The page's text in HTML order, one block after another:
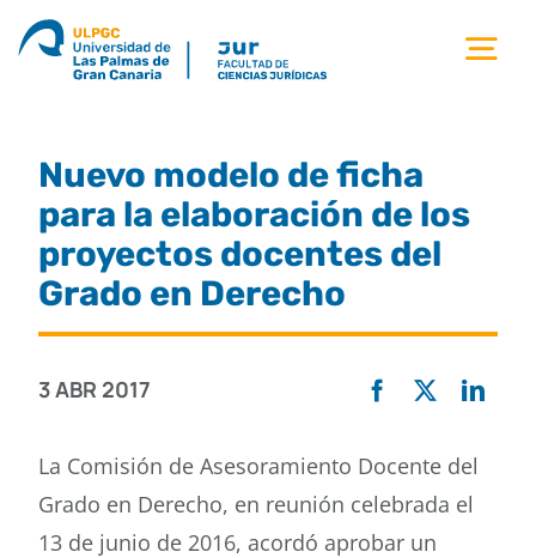
Saltar
titulaciones
estudiantes
noticias
Nuevo modelo de ficha
para la elaboración de los
proyectos docentes del
Grado en Derecho
3 ABR 2017
La Comisión de Asesoramiento Docente del
Grado en Derecho, en reunión celebrada el
13 de junio de 2016, acordó aprobar un